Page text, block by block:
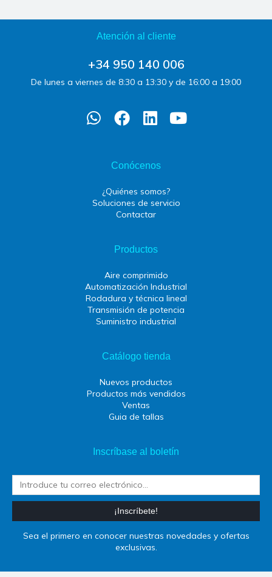
Atención al cliente
+34 950 140 006
De lunes a viernes de 8:30 a 13:30 y de 16:00 a 19:00
Conócenos
¿Quiénes somos?
Soluciones de servicio
Contactar
Productos
Aire comprimido
Automatización Industrial
Rodadura y técnica lineal
Transmisión de potencia
Suministro industrial
Catálogo tienda
Nuevos productos
Productos más vendidos
Ventas
Guia de tallas
Inscríbase al boletín
¡Inscríbete!
Sea el primero en conocer nuestras novedades y ofertas
exclusivas.